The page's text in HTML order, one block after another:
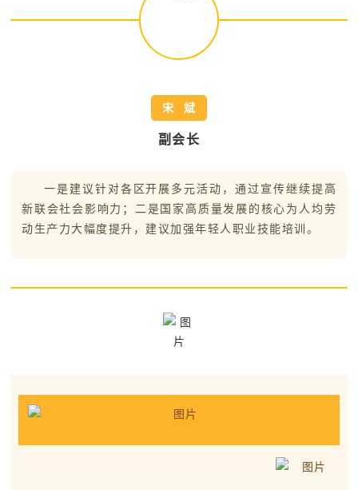
宋 斌
副会长
一是建议针对各区开展多元活动，通过宣传继续提高
新联会社会影响力；二是国家高质量发展的核心为人均劳
动生产力大幅度提升，建议加强年轻人职业技能培训。